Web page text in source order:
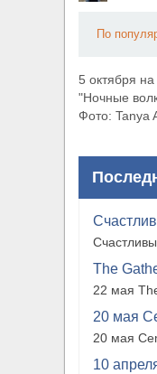
По
5 октября
"Ночные
Фото: Tanya
The
22 мая
20 мая
20 мая
10